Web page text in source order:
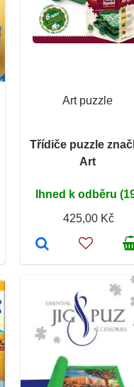
Art puzzle
Třídiče puzzle
Art
Ihned k odběru
425,00 Kč